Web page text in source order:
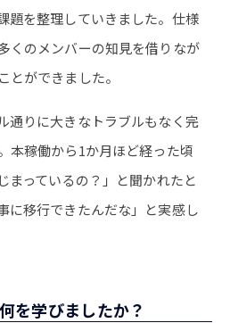
題を整理していきました。仕様
くのメンバーの知見を借りなが
とができました。
通りに大きなトラブルもなく完
本稼働から1か月ほど経った頃
まっているの？」と聞かれたと
に移行できたんだな」と実感し
を学びましたか？